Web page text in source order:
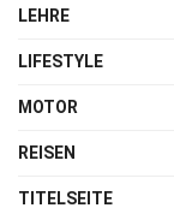
LEHRE
LIFESTYLE
MOTOR
REISEN
TITELSEITE